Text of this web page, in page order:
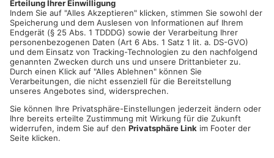
Verantwortlichen von der Gemeinde erpresst fühlten. Die
neuen Verantwortlichen stehen nun vor der Aufgabe, eine
Lösung für die finanzielle Schieflage zu finden.
Artikel teilen
ANZEIGE